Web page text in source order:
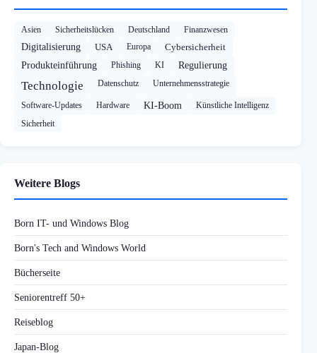
Asien Sicherheitslücken Deutschland Finanzwesen
Digitalisierung USA Europa
Cybersicherheit
Produkteinführung
Phishing KI Regulierung
Technologie Datenschutz Unternehmensstrategie
Software-Updates Hardware KI-Boom
Künstliche Intelligenz
Sicherheit
Weitere Blogs
Born IT- und Windows Blog
Born's Tech and Windows World
Bücherseite
Seniorentreff 50+
Reiseblog
Japan-Blog